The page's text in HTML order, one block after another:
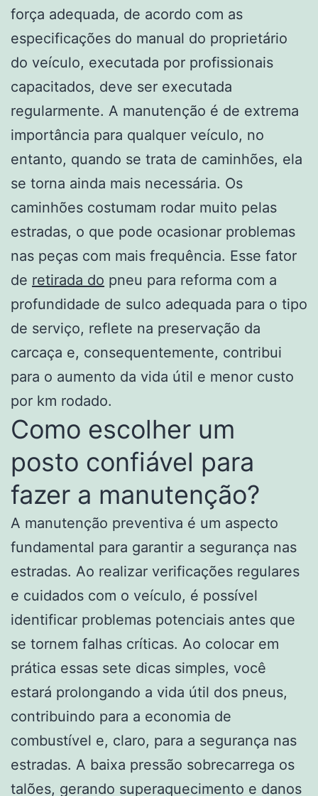
força adequada, de acordo com as
especificações do manual do proprietário
do veículo, executada por profissionais
capacitados, deve ser executada
regularmente. A manutenção é de extrema
importância para qualquer veículo, no
entanto, quando se trata de caminhões, ela
se torna ainda mais necessária. Os
caminhões costumam rodar muito pelas
estradas, o que pode ocasionar problemas
nas peças com mais frequência. Esse fator
de retirada do pneu para reforma com a
profundidade de sulco adequada para o tipo
de serviço, reflete na preservação da
carcaça e, consequentemente, contribui
para o aumento da vida útil e menor custo
por km rodado.
Como escolher um
posto confiável para
fazer a manutenção?
A manutenção preventiva é um aspecto
fundamental para garantir a segurança nas
estradas. Ao realizar verificações regulares
e cuidados com o veículo, é possível
identificar problemas potenciais antes que
se tornem falhas críticas. Ao colocar em
prática essas sete dicas simples, você
estará prolongando a vida útil dos pneus,
contribuindo para a economia de
combustível e, claro, para a segurança nas
estradas. A baixa pressão sobrecarrega os
talões, gerando superaquecimento e danos